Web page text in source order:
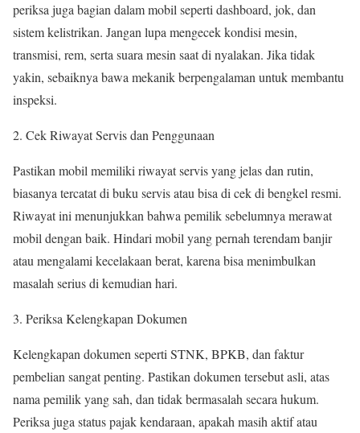
periksa juga bagian dalam mobil seperti dashboard, jok, dan
sistem kelistrikan. Jangan lupa mengecek kondisi mesin,
transmisi, rem, serta suara mesin saat di nyalakan. Jika tidak
yakin, sebaiknya bawa mekanik berpengalaman untuk membantu
inspeksi.
Cek Riwayat Servis dan Penggunaan
Pastikan mobil memiliki riwayat servis yang jelas dan rutin,
biasanya tercatat di buku servis atau bisa di cek di bengkel resmi.
Riwayat ini menunjukkan bahwa pemilik sebelumnya merawat
mobil dengan baik. Hindari mobil yang pernah terendam banjir
atau mengalami kecelakaan berat, karena bisa menimbulkan
masalah serius di kemudian hari.
Periksa Kelengkapan Dokumen
Kelengkapan dokumen seperti STNK, BPKB, dan faktur
pembelian sangat penting. Pastikan dokumen tersebut asli, atas
nama pemilik yang sah, dan tidak bermasalah secara hukum.
Periksa juga status pajak kendaraan, apakah masih aktif atau